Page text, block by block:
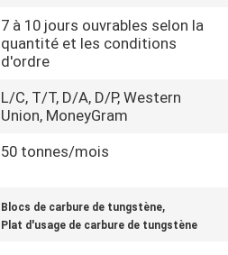
7 à 10 jours ouvrables selon la
quantité et les conditions
d'ordre
L/C, T/T, D/A, D/P, Western
Union, MoneyGram
50 tonnes/mois
Blocs de carbure de tungstène,
Plat d'usage de carbure de tungstène